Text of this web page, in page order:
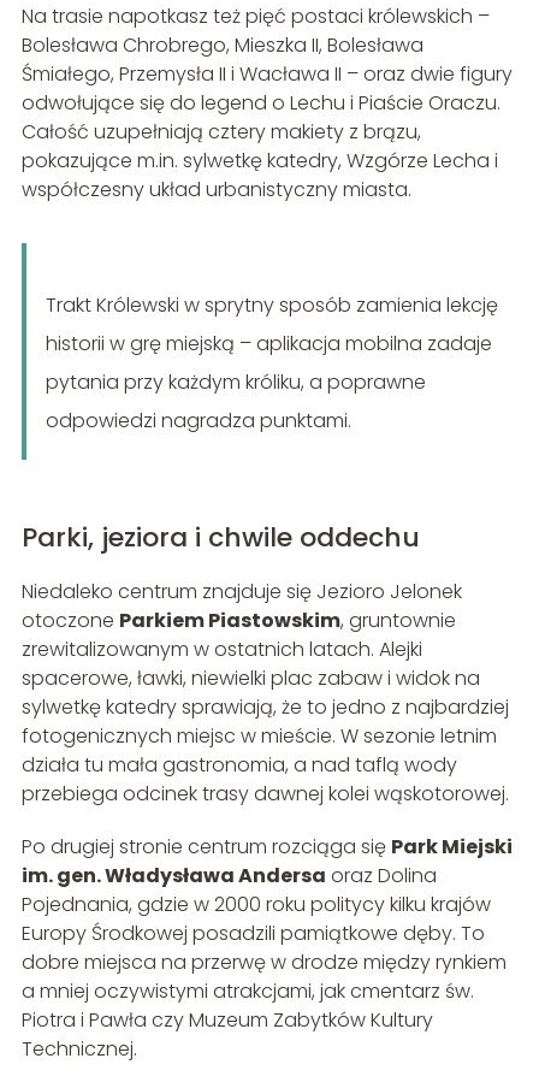
Na trasie napotkasz też pięć postaci królewskich –
Bolesława Chrobrego, Mieszka II, Bolesława
Śmiałego, Przemysła II i Wacława II – oraz dwie figury
odwołujące się do legend o Lechu i Piaście Oraczu.
Całość uzupełniają cztery makiety z brązu,
pokazujące m.in. sylwetkę katedry, Wzgórze Lecha i
współczesny układ urbanistyczny miasta.
Trakt Królewski w sprytny sposób zamienia lekcję
historii w grę miejską – aplikacja mobilna zadaje
pytania przy każdym króliku, a poprawne
odpowiedzi nagradza punktami.
Parki, jeziora i chwile oddechu
Niedaleko centrum znajduje się Jezioro Jelonek
otoczone Parkiem Piastowskim, gruntownie
zrewitalizowanym w ostatnich latach. Alejki
spacerowe, ławki, niewielki plac zabaw i widok na
sylwetkę katedry sprawiają, że to jedno z najbardziej
fotogenicznych miejsc w mieście. W sezonie letnim
działa tu mała gastronomia, a nad taflą wody
przebiega odcinek trasy dawnej kolei wąskotorowej.
Po drugiej stronie centrum rozciąga się Park Miejski
im. gen. Władysława Andersa oraz Dolina
Pojednania, gdzie w 2000 roku politycy kilku krajów
Europy Środkowej posadzili pamiątkowe dęby. To
dobre miejsca na przerwę w drodze między rynkiem
a mniej oczywistymi atrakcjami, jak cmentarz św.
Piotra i Pawła czy Muzeum Zabytków Kultury
Technicznej.